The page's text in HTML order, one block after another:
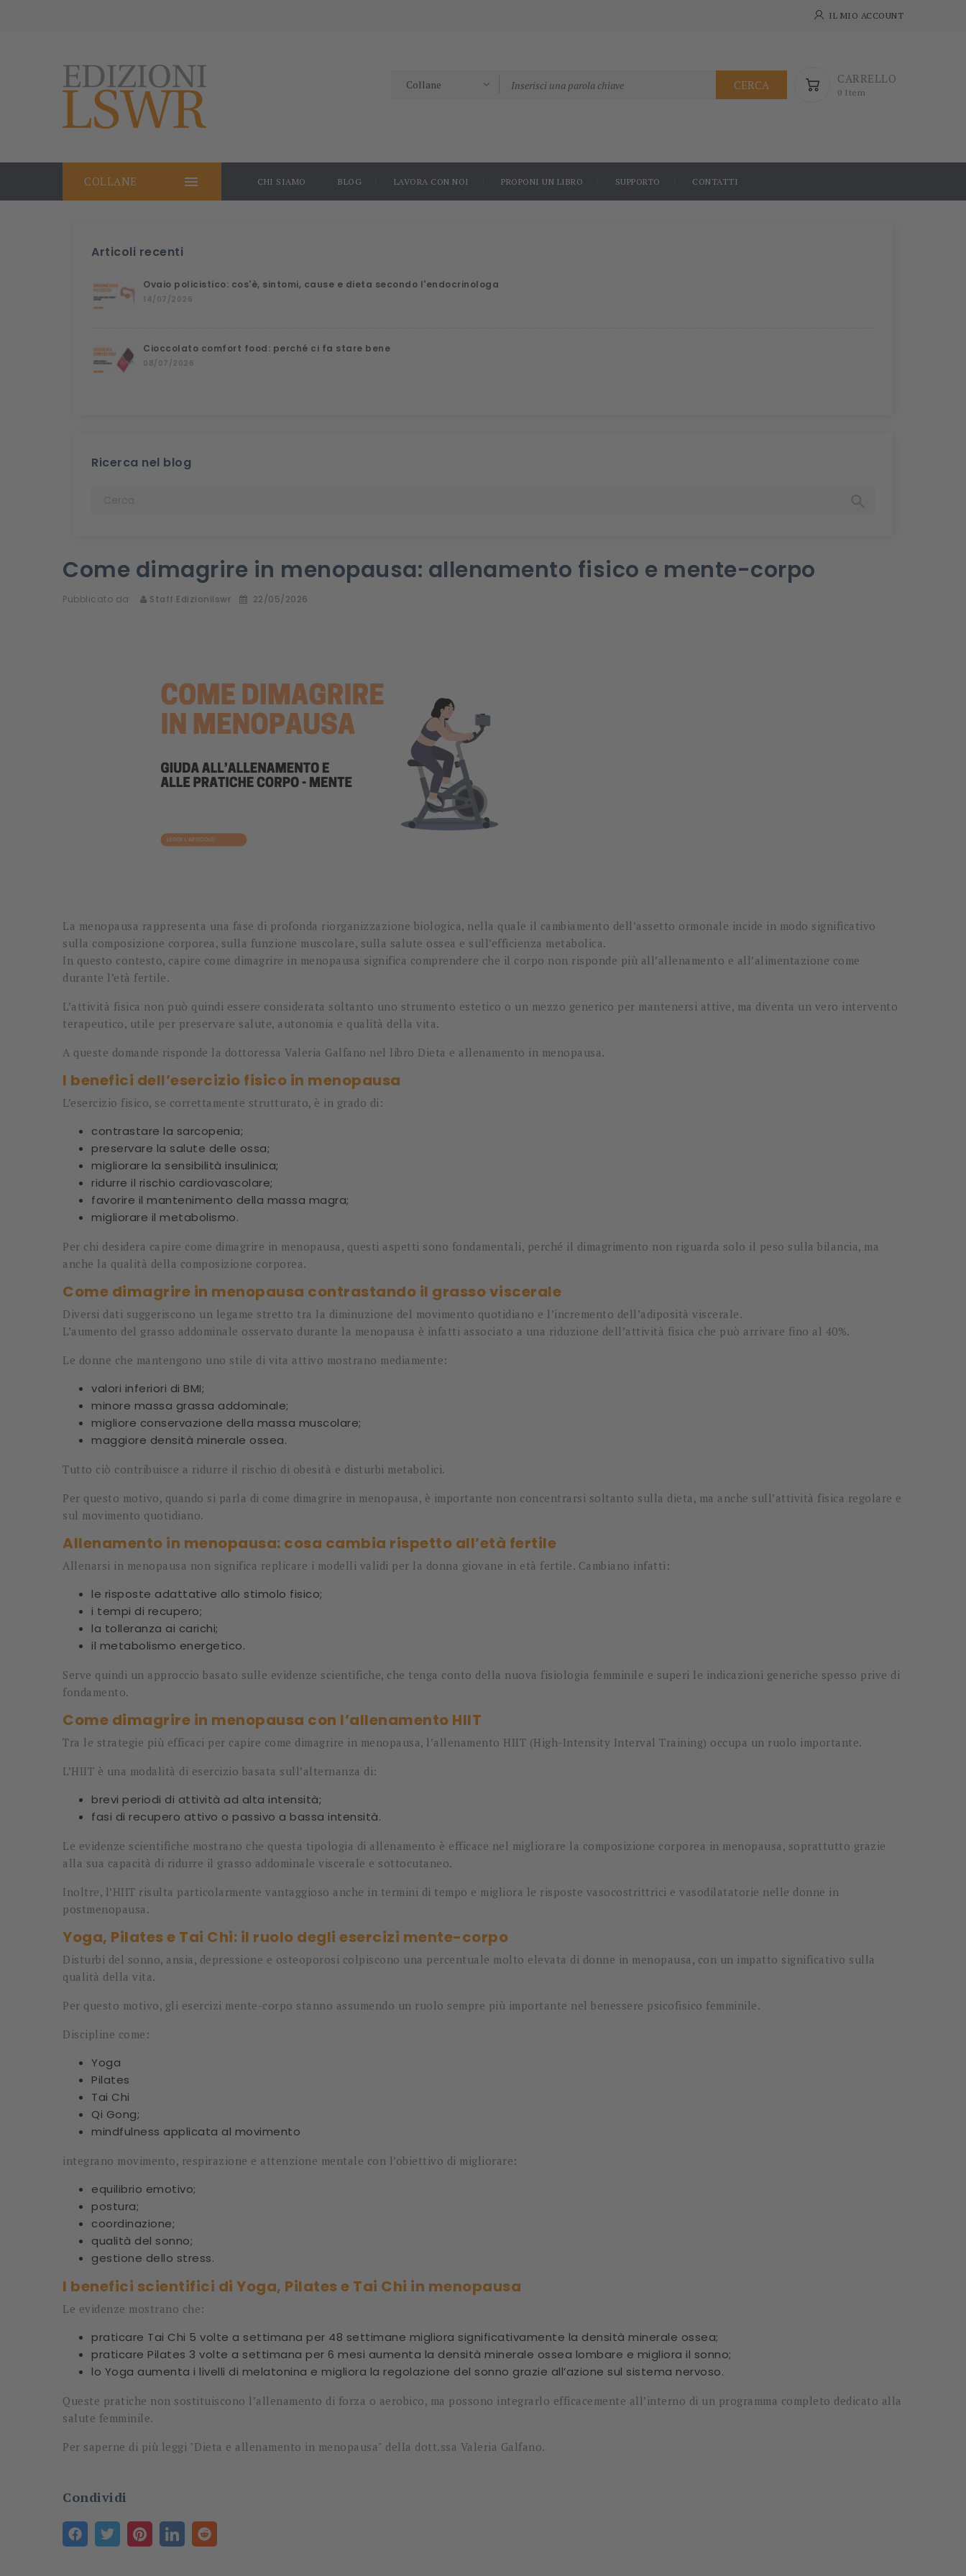
IL MIO ACCOUNT
CARRELLO
0 Item
CERCA

COLLANE CHI SIAMO BLOG LAVORA CON NOI PROPONI UN LIBRO SUPPORTO CONTATTI
Articoli recenti
Ovaio policistico: cos'è, sintomi, cause e dieta secondo l'endocrinologa
14/07/2026
Cioccolato comfort food: perché ci fa stare bene
08/07/2026
Ricerca nel blog
Come dimagrire in menopausa: allenamento fisico e mente-corpo
Pubblicato da Staff Edizionilswr 22/05/2026
La menopausa rappresenta una fase di profonda riorganizzazione biologica, nella quale il cambiamento dell’assetto ormonale incide in modo significativo
sulla composizione corporea, sulla funzione muscolare, sulla salute ossea e sull’efficienza metabolica.
In questo contesto, capire come dimagrire in menopausa significa comprendere che il corpo non risponde più all’allenamento e all’alimentazione come
durante l’età fertile.
L’attività fisica non può quindi essere considerata soltanto uno strumento estetico o un mezzo generico per mantenersi attive, ma diventa un vero intervento
terapeutico, utile per preservare salute, autonomia e qualità della vita.
A queste domande risponde la dottoressa Valeria Galfano nel libro Dieta e allenamento in menopausa.
I benefici dell’esercizio fisico in menopausa
L’esercizio fisico, se correttamente strutturato, è in grado di:
contrastare la sarcopenia;
preservare la salute delle ossa;
migliorare la sensibilità insulinica;
ridurre il rischio cardiovascolare;
favorire il mantenimento della massa magra;
migliorare il metabolismo.
Per chi desidera capire come dimagrire in menopausa, questi aspetti sono fondamentali, perché il dimagrimento non riguarda solo il peso sulla bilancia, ma
anche la qualità della composizione corporea.
Come dimagrire in menopausa contrastando il grasso viscerale
Diversi dati suggeriscono un legame stretto tra la diminuzione del movimento quotidiano e l’incremento dell’adiposità viscerale.
L’aumento del grasso addominale osservato durante la menopausa è infatti associato a una riduzione dell’attività fisica che può arrivare fino al 40%.
Le donne che mantengono uno stile di vita attivo mostrano mediamente:
valori inferiori di BMI;
minore massa grassa addominale;
migliore conservazione della massa muscolare;
maggiore densità minerale ossea.
Tutto ciò contribuisce a ridurre il rischio di obesità e disturbi metabolici.
Per questo motivo, quando si parla di come dimagrire in menopausa, è importante non concentrarsi soltanto sulla dieta, ma anche sull’attività fisica regolare e
sul movimento quotidiano.
Allenamento in menopausa: cosa cambia rispetto all’età fertile
Allenarsi in menopausa non significa replicare i modelli validi per la donna giovane in età fertile. Cambiano infatti:
le risposte adattative allo stimolo fisico;
i tempi di recupero;
la tolleranza ai carichi;
il metabolismo energetico.
Serve quindi un approccio basato sulle evidenze scientifiche, che tenga conto della nuova fisiologia femminile e superi le indicazioni generiche spesso prive di
fondamento.
Come dimagrire in menopausa con l’allenamento HIIT
Tra le strategie più efficaci per capire come dimagrire in menopausa, l’allenamento HIIT (High-Intensity Interval Training) occupa un ruolo importante.
L’HIIT è una modalità di esercizio basata sull’alternanza di:
brevi periodi di attività ad alta intensità;
fasi di recupero attivo o passivo a bassa intensità.
Le evidenze scientifiche mostrano che questa tipologia di allenamento è efficace nel migliorare la composizione corporea in menopausa, soprattutto grazie
alla sua capacità di ridurre il grasso addominale viscerale e sottocutaneo.
Inoltre, l’HIIT risulta particolarmente vantaggioso anche in termini di tempo e migliora le risposte vasocostrittrici e vasodilatatorie nelle donne in
postmenopausa.
Yoga, Pilates e Tai Chi: il ruolo degli esercizi mente-corpo
Disturbi del sonno, ansia, depressione e osteoporosi colpiscono una percentuale molto elevata di donne in menopausa, con un impatto significativo sulla
qualità della vita.
Per questo motivo, gli esercizi mente-corpo stanno assumendo un ruolo sempre più importante nel benessere psicofisico femminile.
Discipline come:
Yoga
Pilates
Tai Chi
Qi Gong;
mindfulness applicata al movimento
integrano movimento, respirazione e attenzione mentale con l’obiettivo di migliorare:
equilibrio emotivo;
postura;
coordinazione;
qualità del sonno;
gestione dello stress.
I benefici scientifici di Yoga, Pilates e Tai Chi in menopausa
Le evidenze mostrano che:
praticare Tai Chi 5 volte a settimana per 48 settimane migliora significativamente la densità minerale ossea;
praticare Pilates 3 volte a settimana per 6 mesi aumenta la densità minerale ossea lombare e migliora il sonno;
lo Yoga aumenta i livelli di melatonina e migliora la regolazione del sonno grazie all’azione sul sistema nervoso.
Queste pratiche non sostituiscono l’allenamento di forza o aerobico, ma possono integrarlo efficacemente all’interno di un programma completo dedicato alla
salute femminile.
Per saperne di più leggi "Dieta e allenamento in menopausa" della dott.ssa Valeria Galfano.
Condividi